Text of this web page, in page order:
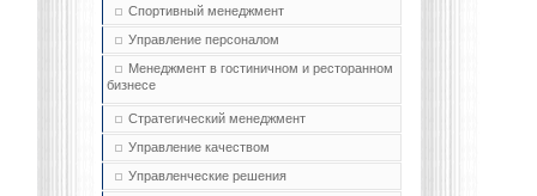
Спортивный менеджмент
Управление персоналом
Менеджмент в гостиничном и ресторанном
бизнесе
Стратегический менеджмент
Управление качеством
Управленческие решения